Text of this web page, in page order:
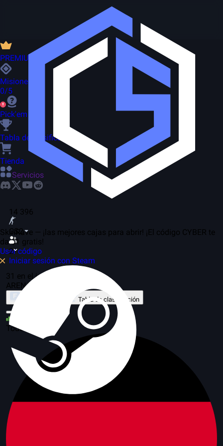
14 396
CS2
2
Iniciar sesión con Steam
PREMIUM
Misiones
0/5
Pick'em
Tabla de clasificación
Tienda
Servicios
SkinRave — ¡las mejores cajas para abrir! ¡El código CYBER te
da $1 gratis!
Usar código
31 en el juego, 29 servidores
ARENA
Tabla de clasificación
Todo